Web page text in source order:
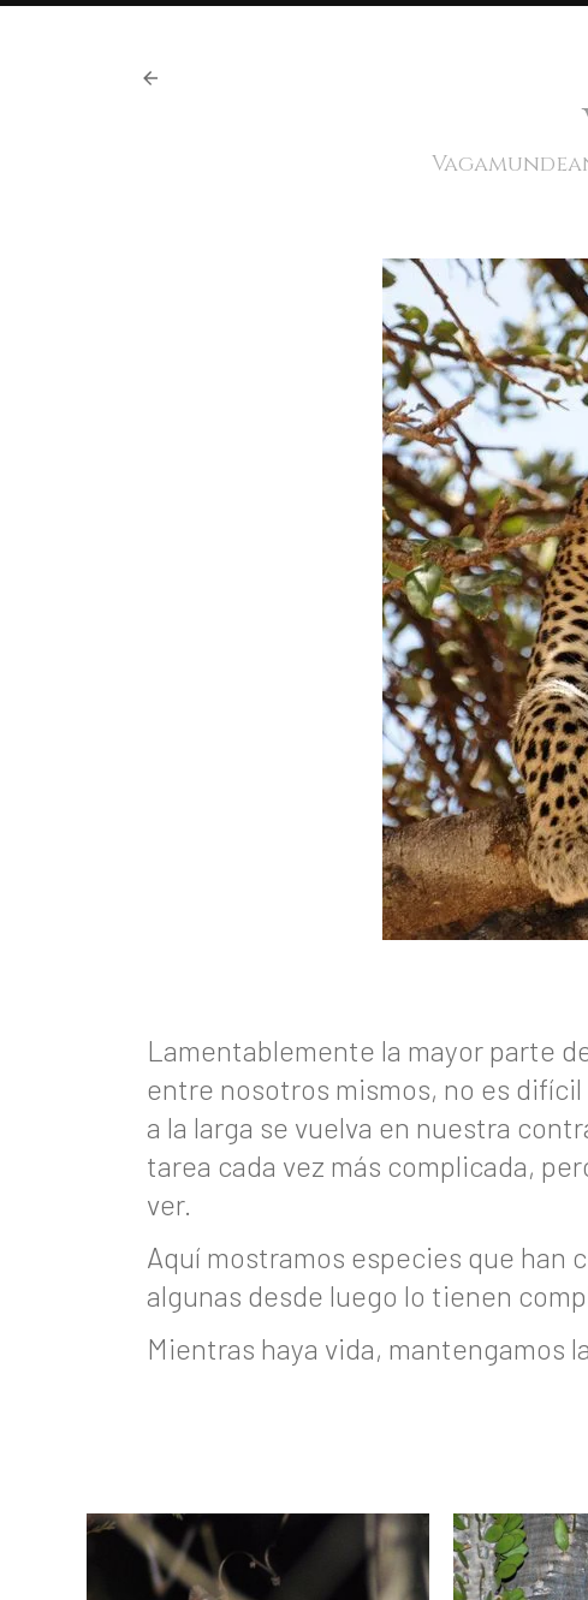
Lamentablemente la mayor parte
entre nosotros mismos, no es
a la larga se vuelva en nuestra
tarea cada vez más complicada,
ver.
Aquí mostramos especies que han
algunas desde luego lo tienen
Mientras haya vida, mantengamos